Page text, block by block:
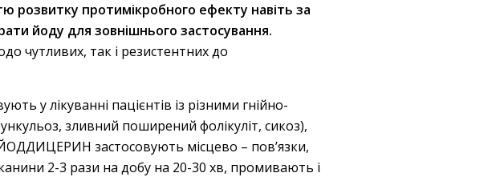
розвитку протимікробного ефекту навіть за
йоду для зовнішнього застосування.
чутливих, так і резистентних до
у лікуванні пацієнтів із різними гнійно-
зливний поширений фолікуліт, сикоз),
застосовують місцево – пов’язки,
2-3 рази на добу на 20-30 хв, промивають і